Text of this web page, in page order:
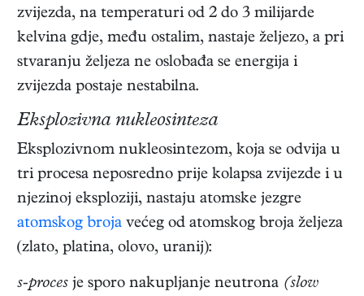
zvijezda, na temperaturi od 2 do 3 milijarde
kelvina gdje, među ostalim, nastaje željezo, a pri
stvaranju željeza ne oslobađa se energija i
zvijezda postaje nestabilna.
Eksplozivna nukleosinteza
Eksplozivnom nukleosintezom, koja se odvija u
tri procesa neposredno prije kolapsa zvijezde i u
njezinoj eksploziji, nastaju atomske jezgre
atomskog broja većeg od atomskog broja željeza
(zlato, platina, olovo, uranij):
s-proces je sporo nakupljanje neutrona (slow